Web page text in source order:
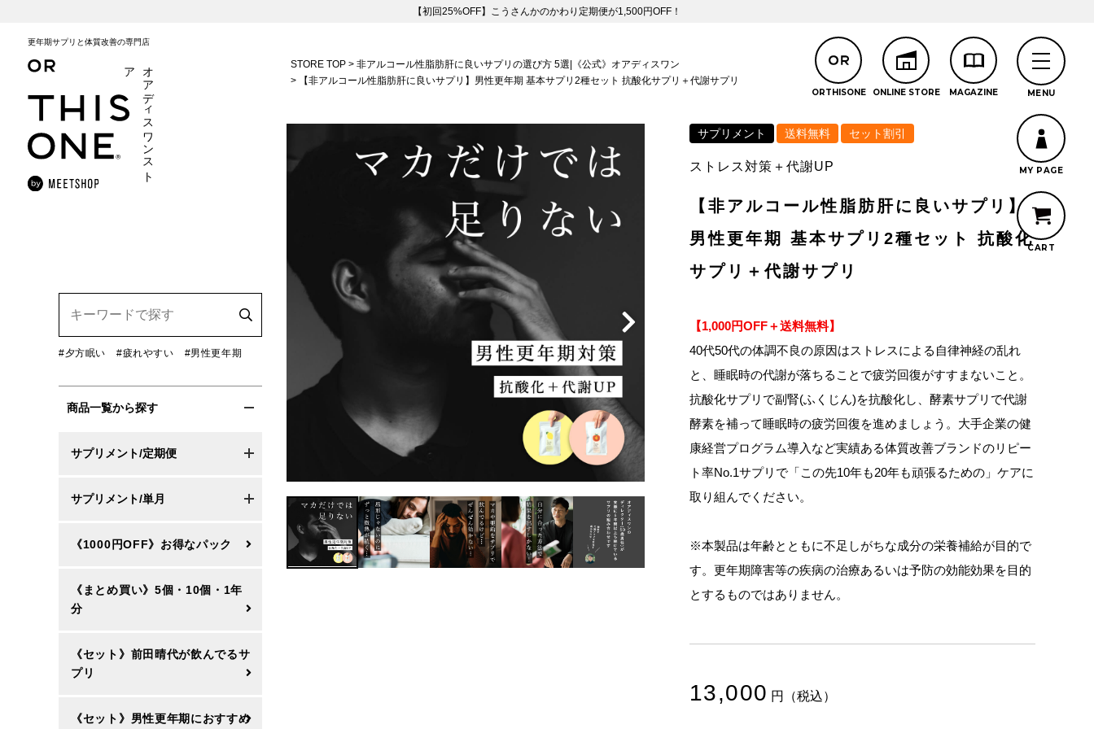
【初回25%OFF】こうさんかのかわり定期便が1,500円OFF！
オ
ア
デ
ィ
ス
ワ
ン
ス
ト
ア
更年期サプリと体質改善の専門店
#夕方眠い #疲れやすい #男性更年期
商品一覧から探す
サプリメント/定期便
サプリメント/単月
《1000円OFF》お得なパック
《まとめ買い》5個・10個・1年
分
《セット》前田晴代が飲んでるサ
プリ
《セット》男性更年期におすすめ
STORE TOP
非アルコール性脂肪肝に良いサプリの選び方 5選|《公式》オアディスワン
【非アルコール性脂肪肝に良いサプリ】男性更年期 基本サプリ2種セット 抗酸化サプリ＋代謝サプリ
サプリメント 送料無料 セット割引
ストレス対策＋代謝UP
【非アルコール性脂肪肝に良いサプリ】
男性更年期 基本サプリ2種セット 抗酸化
サプリ＋代謝サプリ
【1,000円OFF＋送料無料】
40代50代の体調不良の原因はストレスによる自律神経の乱れ
と、睡眠時の代謝が落ちることで疲労回復がすすまないこと。
抗酸化サプリで副腎(ふくじん)を抗酸化し、酵素サプリで代謝
酵素を補って睡眠時の疲労回復を進めましょう。大手企業の健
康経営プログラム導入など実績ある体質改善ブランドのリピー
ト率No.1サプリで「この先10年も20年も頑張るための」ケアに
取り組んでください。
※本製品は年齢とともに不足しがちな成分の栄養補給が目的で
す。更年期障害等の疾病の治療あるいは予防の効能効果を目的
とするものではありません。
13,000 税込